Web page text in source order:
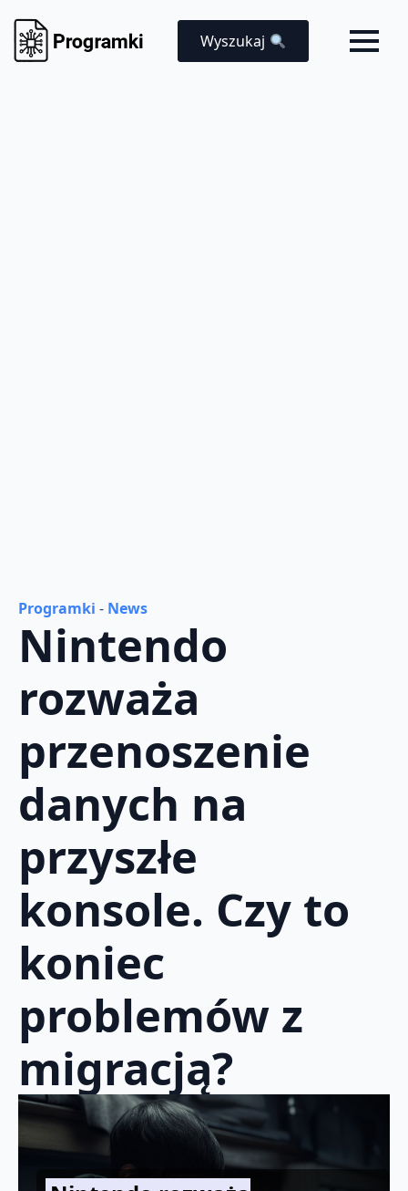
Wyszukaj
Programki - News
Nintendo
rozważa
przenoszenie
danych na
przyszłe
konsole. Czy to
koniec
problemów z
migracją?